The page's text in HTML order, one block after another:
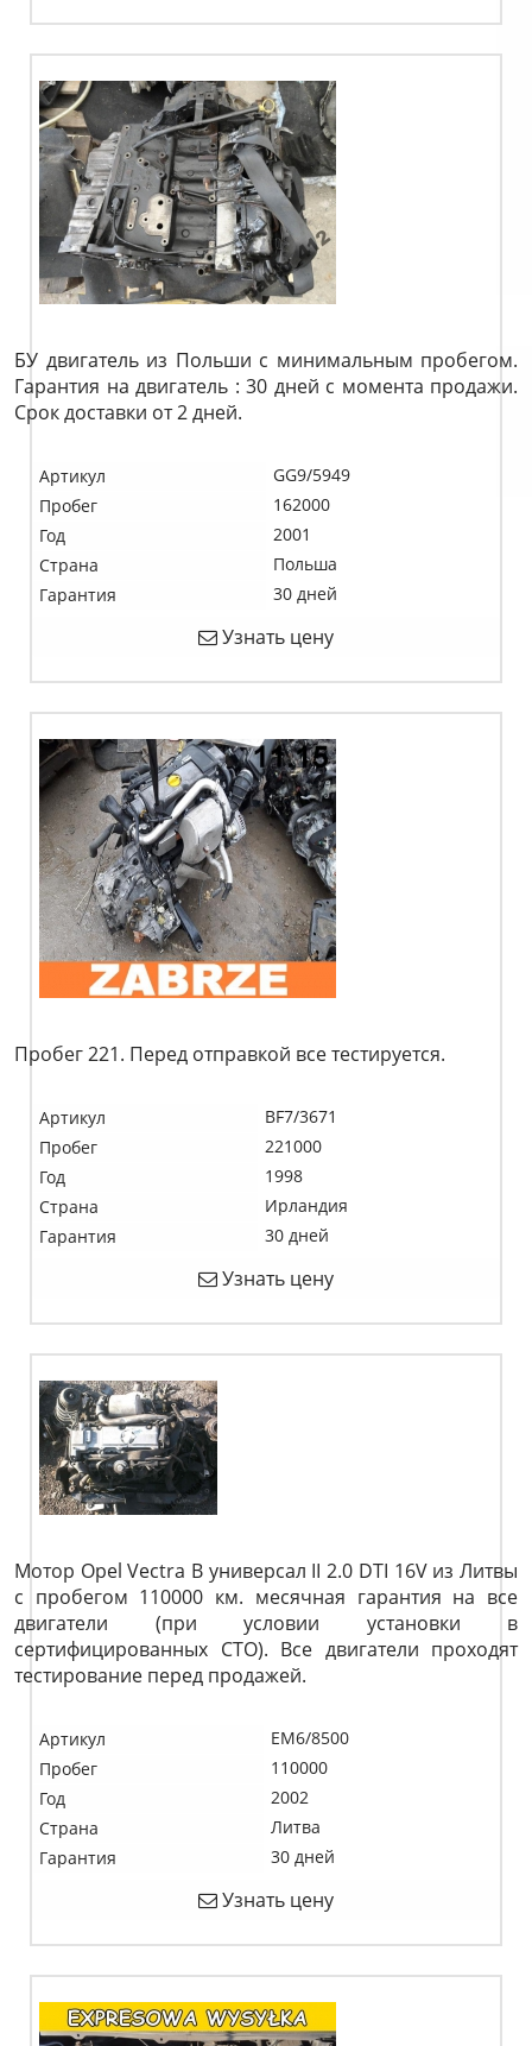
БУ двигатель из Польши с минимальным пробегом.
Гарантия на двигатель : 30 дней с момента продажи.
Срок доставки от 2 дней.
Артикул
GG9/5949
Пробег
162000
Год
2001
Страна
Польша
Гарантия
30 дней
Узнать цену
Пробег 221. Перед отправкой все тестируется.
Артикул
BF7/3671
Пробег
221000
Год
1998
Страна
Ирландия
Гарантия
30 дней
Узнать цену
Мотор Opel Vectra B универсал II 2.0 DTI 16V из Литвы
с пробегом 110000 км. месячная гарантия на все
двигатели (при условии установки в
сертифицированных СТО). Все двигатели проходят
тестирование перед продажей.
Артикул
EM6/8500
Пробег
110000
Год
2002
Страна
Литва
Гарантия
30 дней
Узнать цену